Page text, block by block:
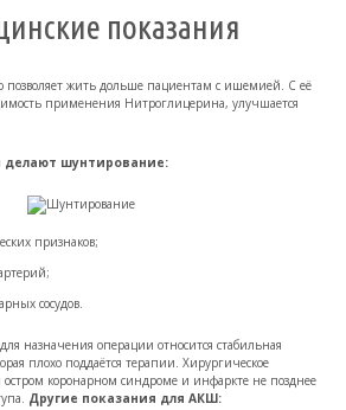
показания
жить дольше пациентам с ишемией. С её
применения Нитроглицерина, улучшается
делают шунтирование:
признаков;
сосудов.
назначения операции относится стабильная
плохо поддаётся терапии. Хирургическое
остром коронарном синдроме и инфаркте не позднее
Другие показания для АКШ: